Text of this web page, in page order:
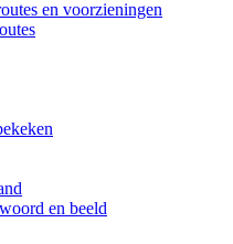
en voorzieningen
en beeld